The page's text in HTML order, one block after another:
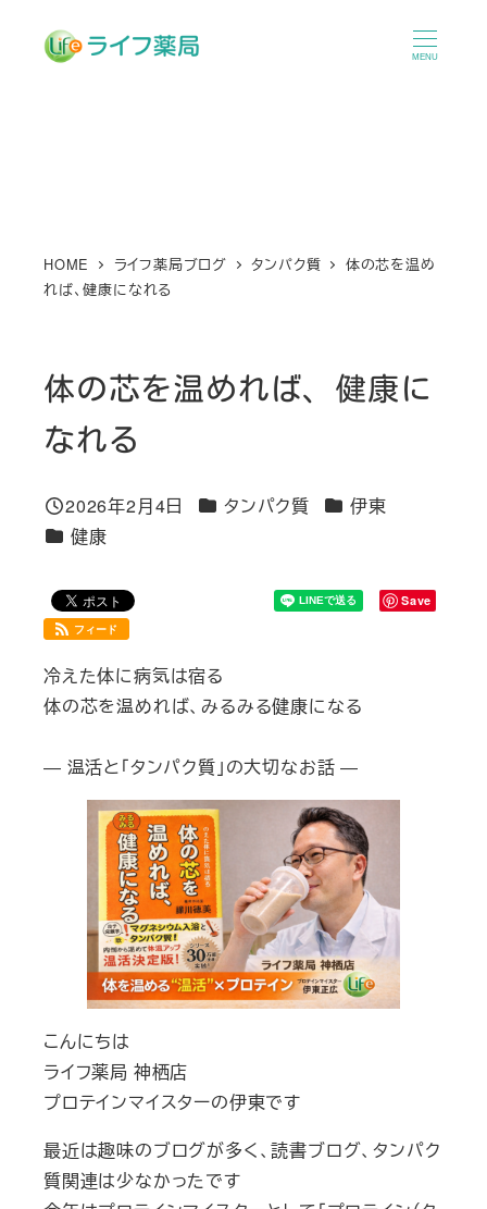
MENU
HOME ライフ薬局ブログ タンパク質
体の芯を温め
れば、健康になれる
体の芯を温めれば、健康に
なれる
投稿日
2026年2月4日 カテゴリー
タンパク質 カテゴリー
伊東
カテゴリー
健康
Save
フィード
冷えた体に病気は宿る
体の芯を温めれば、みるみる健康になる
― 温活と「タンパク質」の大切なお話 ―
こんにちは
ライフ薬局 神栖店
プロテインマイスターの伊東です
最近は趣味のブログが多く、読書ブログ、タンパク
質関連は少なかったです